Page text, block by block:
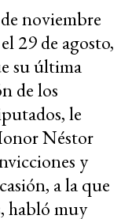
noviembre
29 de agosto,
su última
de los
le
Néstor
y
a la que
habló muy